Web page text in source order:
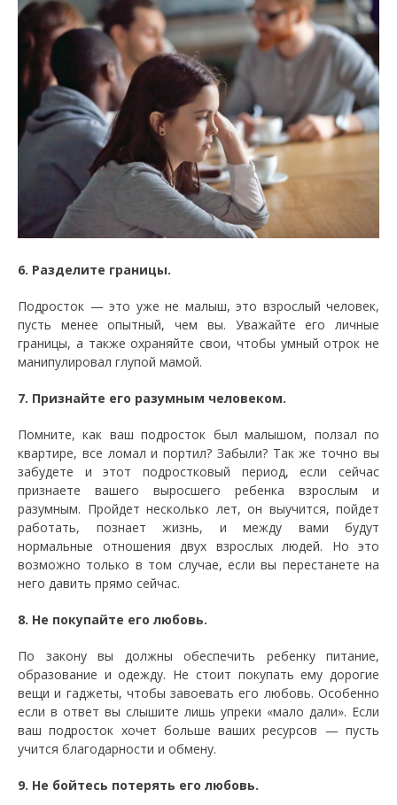
6. Разделите границы.
Подросток — это уже не малыш, это взрослый человек,
пусть менее опытный, чем вы. Уважайте его личные
границы, а также охраняйте свои, чтобы умный отрок не
манипулировал глупой мамой.
7. Признайте его разумным человеком.
Помните, как ваш подросток был малышом, ползал по
квартире, все ломал и портил? Забыли? Так же точно вы
забудете и этот подростковый период, если сейчас
признаете вашего выросшего ребенка взрослым и
разумным. Пройдет несколько лет, он выучится, пойдет
работать, познает жизнь, и между вами будут
нормальные отношения двух взрослых людей. Но это
возможно только в том случае, если вы перестанете на
него давить прямо сейчас.
8. Не покупайте его любовь.
По закону вы должны обеспечить ребенку питание,
образование и одежду. Не стоит покупать ему дорогие
вещи и гаджеты, чтобы завоевать его любовь. Особенно
если в ответ вы слышите лишь упреки «мало дали». Если
ваш подросток хочет больше ваших ресурсов — пусть
учится благодарности и обмену.
9. Не бойтесь потерять его любовь.